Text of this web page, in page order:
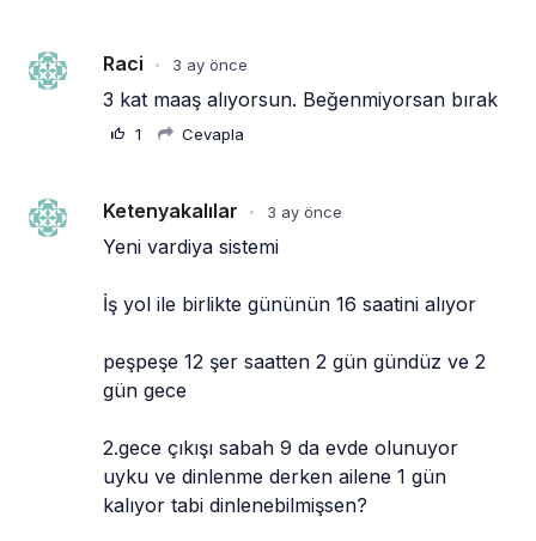
Raci • 3 ay önce
3 kat maaş alıyorsun. Beğenmiyorsan bırak
1 Cevapla
Ketenyakalılar • 3 ay önce
Yeni vardiya sistemi
İş yol ile birlikte gününün 16 saatini alıyor
peşpeşe 12 şer saatten 2 gün gündüz ve 2
gün gece
2.gece çıkışı sabah 9 da evde olunuyor
uyku ve dinlenme derken ailene 1 gün
kalıyor tabi dinlenebilmişsen?